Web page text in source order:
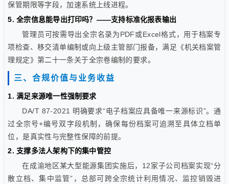
保管期限等字段，加速系统上线进程。
5. 全宗信息能导出打印吗？——支持标准化报表输出
管理员可按需导出全宗名录为PDF或Excel格式，用于档案专
项检查、移交清单编制或向上级主管部门报备，满足《机关档案管
理规定》第二十一条关于全宗卷编制的要求。
三、合规价值与业务收益
1. 满足来源唯一性强制要求
DA/T 87-2021 明确要求“电子档案应具备唯一来源标识”。通
过全宗号+编号双字段机制，确保每份档案可追溯至具体立档单
位，是真实性与完整性保障的前提。
2. 支撑多法人架构下的集中管控
在成渝地区某大型能源集团实施后，12家子公司档案实现“分
散立档、集中监管”，总部可跨全宗统计利用情况、监控销毁进